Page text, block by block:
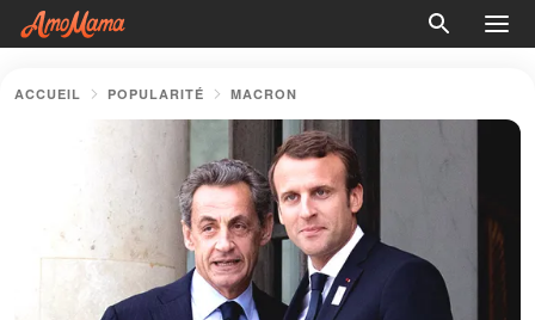
ACCUEIL POPULARITÉ MACRON